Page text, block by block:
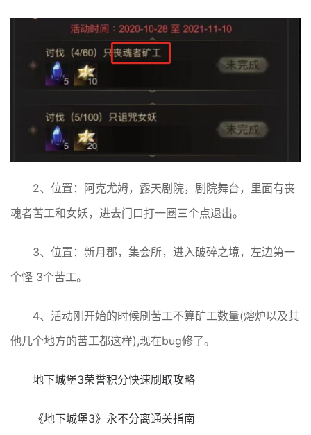
2、位置：阿克尤姆，露天剧院，剧院舞台，里面有丧
魂者苦工和女妖，进去门口打一圈三个点退出。
3、位置：新月郡，集会所，进入破碎之境，左边第一
个怪 3个苦工。
4、活动刚开始的时候刷苦工不算矿工数量(熔炉以及其
他几个地方的苦工都这样),现在bug修了。
地下城堡3荣誉积分快速刷取攻略
《地下城堡3》永不分离通关指南